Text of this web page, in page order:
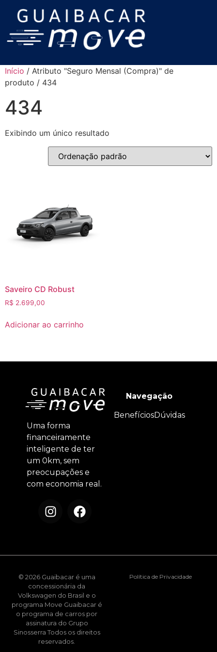
Início / Atributo "Seguro Mensal (Compra)" de
produto / 434
434
Exibindo um único resultado
Saveiro CD Robust
R$ 2.699,00
Adicionar ao carrinho
Uma forma
financeiramente
inteligente de ter
um 0km, sem
preocupações e
com economia real.
Navegação
BenefíciosDúvidas
© 2026 Guaibacar é uma
concessionária da
Volkswagen do Brasil e o
programa Move Guaibacar é
o programa de carros por
assinatura do Grupo
Sinosserra Todos os direitos
reservados.
Política de Privacidade